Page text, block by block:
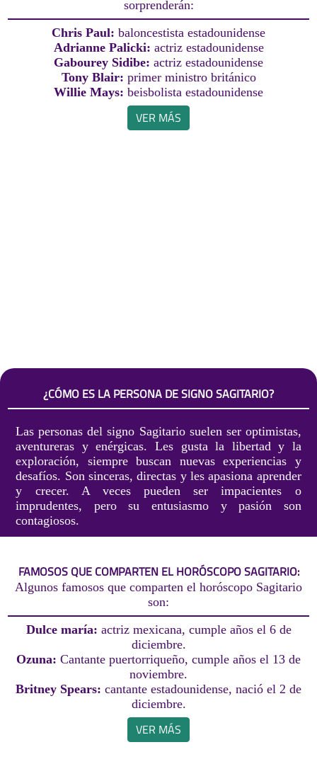
sorprenderán:
Chris Paul: baloncestista estadounidense
Adrianne Palicki: actriz estadounidense
Gabourey Sidibe: actriz estadounidense
Tony Blair: primer ministro británico
Willie Mays: beisbolista estadounidense
VER MÁS
¿CÓMO ES LA PERSONA DE SIGNO SAGITARIO?
Las personas del signo Sagitario suelen ser optimistas,
aventureras y enérgicas. Les gusta la libertad y la
exploración, siempre buscan nuevas experiencias y
desafíos. Son sinceras, directas y les apasiona aprender
y crecer. A veces pueden ser impacientes o
imprudentes, pero su entusiasmo y pasión son
contagiosos.
FAMOSOS QUE COMPARTEN EL HORÓSCOPO SAGITARIO:
Algunos famosos que comparten el horóscopo Sagitario
son:
Dulce maría: actriz mexicana, cumple años el 6 de
diciembre.
Ozuna: Cantante puertorriqueño, cumple años el 13 de
noviembre.
Britney Spears: cantante estadounidense, nació el 2 de
diciembre.
VER MÁS